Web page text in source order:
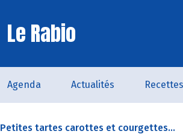
Le Rabio
Agenda Actualités Recettes
Petites tartes carottes et courgettes...